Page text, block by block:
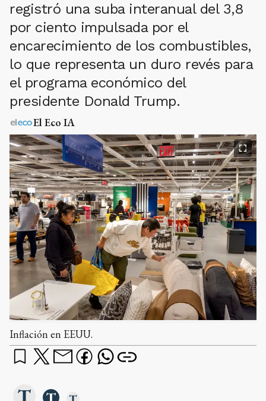
registró una suba interanual del 3,8
por ciento impulsada por el
encarecimiento de los combustibles,
lo que representa un duro revés para
el programa económico del
presidente Donald Trump.
El Eco IA
Inflación en EEUU.